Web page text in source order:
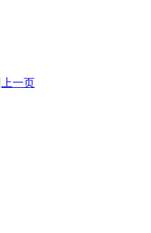
上一页